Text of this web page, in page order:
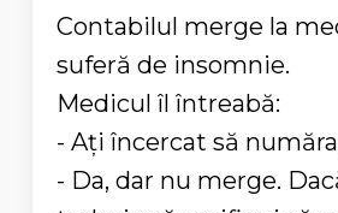
Contabilul merge la
suferă de insomnie.
Medicul îl întreabă:
- Aţi încercat să
- Da, dar nu merge.